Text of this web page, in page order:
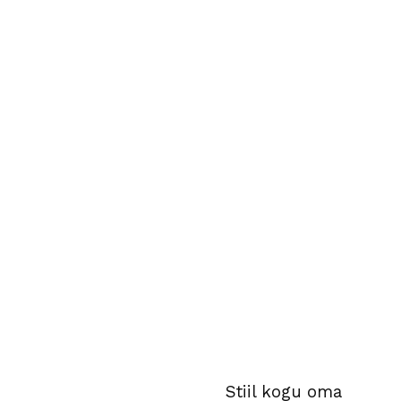
Stiil kogu oma